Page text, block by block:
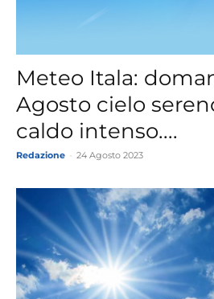
Meteo Itala:
Agosto cielo
caldo intenso....
Redazione 24 Agosto 2023